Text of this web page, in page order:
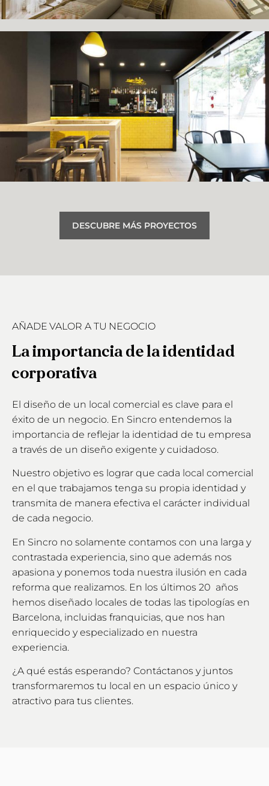
DESCUBRE MÁS PROYECTOS
AÑADE VALOR A TU NEGOCIO
La importancia de la identidad
corporativa
El diseño de un local comercial es clave para el
éxito de un negocio. En Sincro entendemos la
importancia de reflejar la identidad de tu empresa
a través de un diseño exigente y cuidadoso.
Nuestro objetivo es lograr que cada local comercial
en el que trabajamos tenga su propia identidad y
transmita de manera efectiva el carácter individual
de cada negocio.
En Sincro no solamente contamos con una larga y
contrastada experiencia, sino que además nos
apasiona y ponemos toda nuestra ilusión en cada
reforma que realizamos. En los últimos 20 años
hemos diseñado locales de todas las tipologías en
Barcelona, incluidas franquicias, que nos han
enriquecido y especializado en nuestra
experiencia.
¿A qué estás esperando? Contáctanos y juntos
transformaremos tu local en un espacio único y
atractivo para tus clientes.